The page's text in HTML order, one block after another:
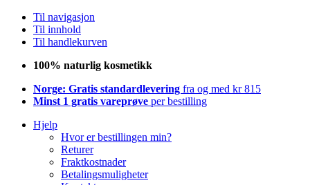
Til navigasjon
Til innhold
Til handlekurven
100% naturlig kosmetikk
Norge: Gratis standardlevering fra og med kr 815
Minst 1 gratis vareprøve per bestilling
Hjelp
Hvor er bestillingen min?
Returer
Fraktkostnader
Betalingsmuligheter